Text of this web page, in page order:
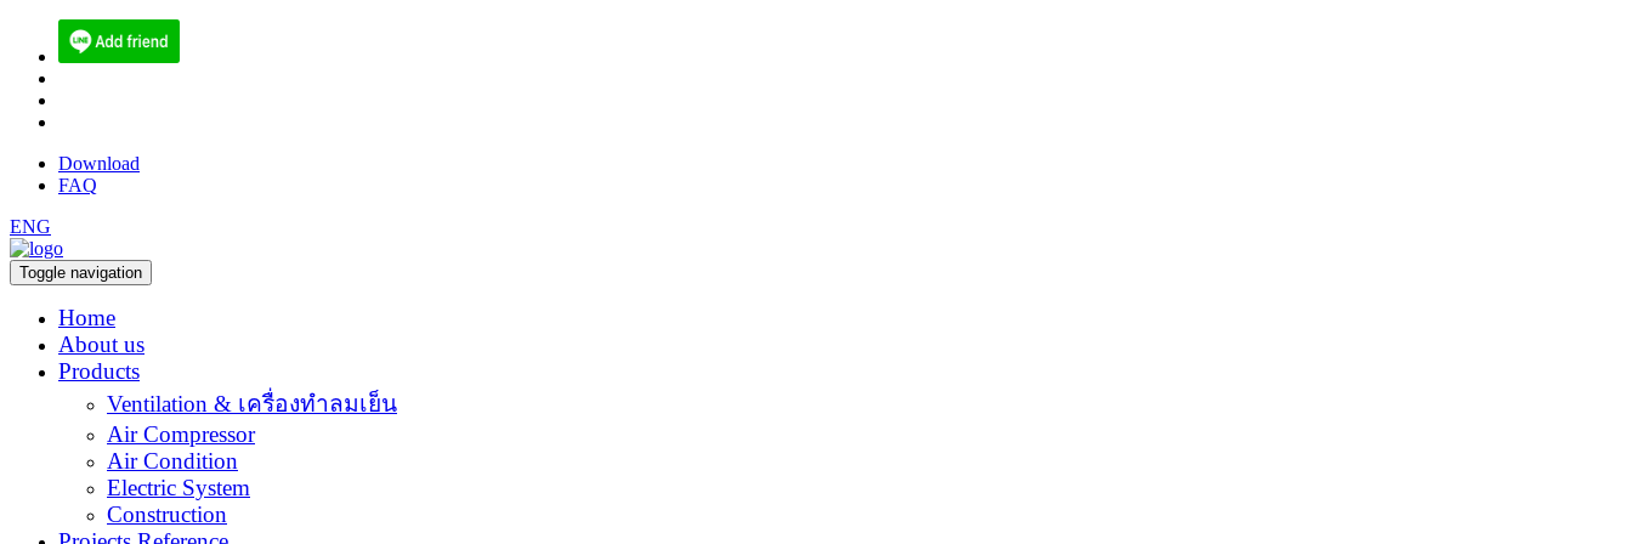
Download
FAQ
ENG
Toggle navigation
Home
About us
Products
Ventilation & เครื่องทำลมเย็น
Air Compressor
Air Condition
Electric System
Construction